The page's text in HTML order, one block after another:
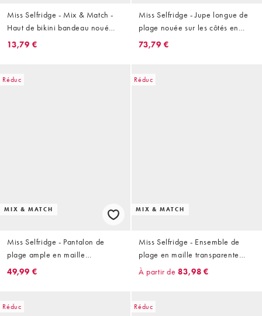
Miss Selfridge - Mix & Match -
Haut de bikini bandeau noué
devant - Rouge
13,79 €
Miss Selfridge - Jupe longue de
plage nouée sur les côtés en
broderie anglaise effet
73,79 €
Réduc
MIX & MATCH
Miss Selfridge - Pantalon de
plage ample en maille
transparente de qualité
49,99 €
Réduc
MIX & MATCH
Miss Selfridge - Ensemble de
plage en maille transparente
brodée de qualité supérieure -
À partir de 83,98 €
Réduc Réduc